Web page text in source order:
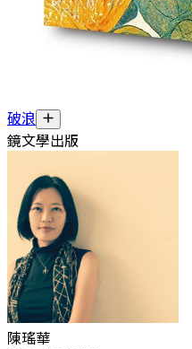
破浪
鏡文學出版
陳瑤華